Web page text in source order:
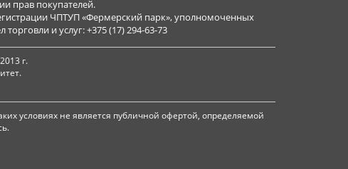
прав покупателей.
ЧПТУП «Фермерский парк», уполномоченных
и услуг: +375 (17) 294-63-73
г.
условиях не является публичной офертой, определяемой